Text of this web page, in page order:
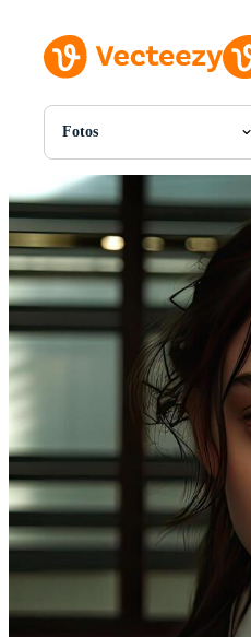
Fotos
Alle Bilder
Fotos
PNGs
PSDs
SVGs
Vorlagen
Vektoren
Motion Graphics
Redaktionelle Bilder
Redaktionelle Ereignisse